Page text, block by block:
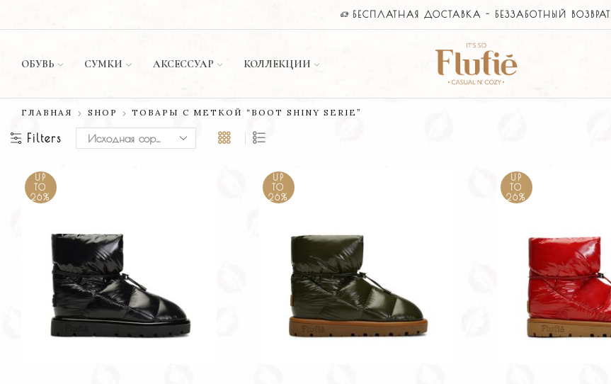
БЕСПЛАТНАЯ ДОСТАВКА - БЕЗЗАБОТНЫЙ ВОЗВРАТ
ОБУВЬ СУМКИ АКСЕССУАР КОЛЛЕКЦИИ
ГЛАВНАЯ SHOP ТОВАРЫ С МЕТКОЙ “BOOT SHINY SERIE”
Filters
UP
TO
26%
UP
TO
26%
UP
TO
26%